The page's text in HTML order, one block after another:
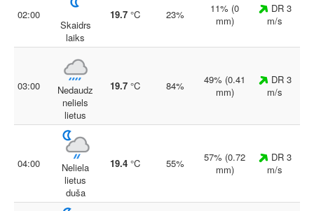
02:00
Skaidrs
laiks
19.7 °C 23%
11% (0
mm)
DR 3
m/s
03:00
Nedaudz
neliels
lietus
19.7 °C 84%
49% (0.41
mm)
DR 3
m/s
04:00
Neliela
lietus
duša
19.4 °C 55%
57% (0.72
mm)
DR 3
m/s